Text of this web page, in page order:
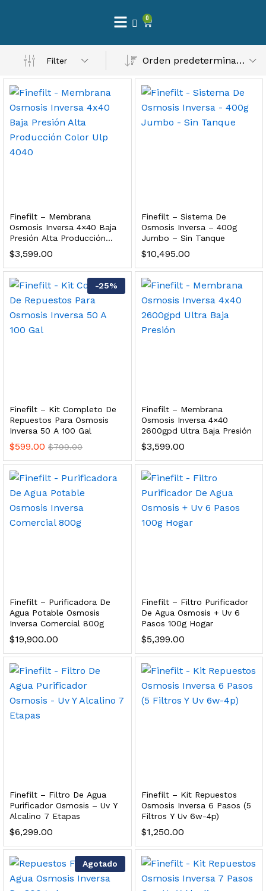
0
Filter Orden predeterminado
Finefilt – Membrana
Osmosis Inversa 4×40 Baja
Presión Alta Producción
Color Ulp 4040
$3,599.00
Finefilt – Sistema De
Osmosis Inversa – 400g
Jumbo – Sin Tanque
$10,495.00
-25%
Finefilt – Kit Completo De
Repuestos Para Osmosis
Inversa 50 A 100 Gal
$599.00 $799.00
Finefilt – Membrana
Osmosis Inversa 4×40
2600gpd Ultra Baja Presión
$3,599.00
Finefilt – Purificadora De
Agua Potable Osmosis
Inversa Comercial 800g
$19,900.00
Finefilt – Filtro Purificador
De Agua Osmosis + Uv 6
Pasos 100g Hogar
$5,399.00
Finefilt – Filtro De Agua
Purificador Osmosis – Uv Y
Alcalino 7 Etapas
$6,299.00
Finefilt – Kit Repuestos
Osmosis Inversa 6 Pasos (5
Filtros Y Uv 6w-4p)
$1,250.00
Agotado
– Máxima Calidad En Filtración
3,900.00
al carrito
al carrito
Esterilizador UV 25 Watts 4 Pines
999.00
al carrito
2,899.00
de Agua | Repuesto (con Polifosfatos)
3,699.00
SS304 Natural Cepillado | Agua Purificada
699.00
al carrito
L/h, con filtración Welltek WT-WFS600-4S
L/h, con filtración Welltek WT-WFS600-3S
Leer más